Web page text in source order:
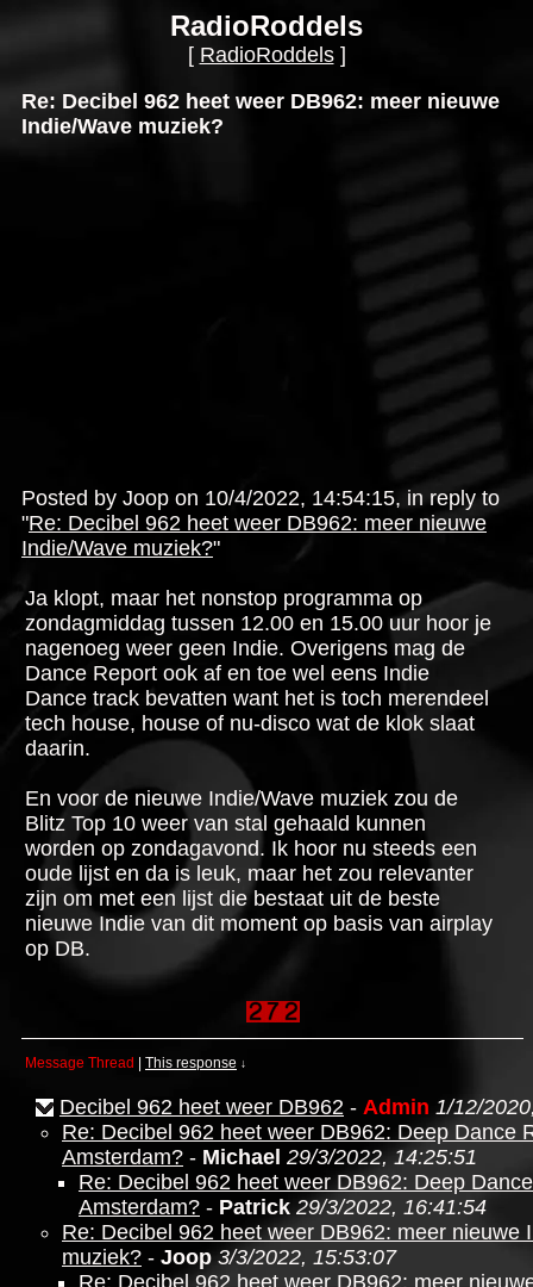
RadioRoddels
[ RadioRoddels]
Re: Decibel 962 heet weer DB962: meer nieuwe
Indie/Wave muziek?
Posted by Joop on 10/4/2022, 14:54:15, in reply to
"Re: Decibel 962 heet weer DB962: meer nieuwe
Indie/Wave muziek?"
Ja klopt, maar het nonstop programma op
zondagmiddag tussen 12.00 en 15.00 uur hoor je
nagenoeg weer geen Indie. Overigens mag de
Dance Report ook af en toe wel eens Indie
Dance track bevatten want het is toch merendeel
tech house, house of nu-disco wat de klok slaat
daarin.
En voor de nieuwe Indie/Wave muziek zou de
Blitz Top 10 weer van stal gehaald kunnen
worden op zondagavond. Ik hoor nu steeds een
oude lijst en da is leuk, maar het zou relevanter
zijn om met een lijst die bestaat uit de beste
nieuwe Indie van dit moment op basis van airplay
op DB.
Message Thread This response ↓
Decibel 962 heet weer DB962 - Admin 1/12/
Re: Decibel 962 heet weer DB962: Deep Dance
Amsterdam? - Michael 29/3/2022, 14:25:51
Re: Decibel 962 heet weer DB962: Deep
Amsterdam? - Patrick 29/3/2022, 16:41:54
Re: Decibel 962 heet weer DB962: meer nieuwe
muziek? - Joop 3/3/2022, 15:53:07
Re: Decibel 962 heet weer DB962: meer